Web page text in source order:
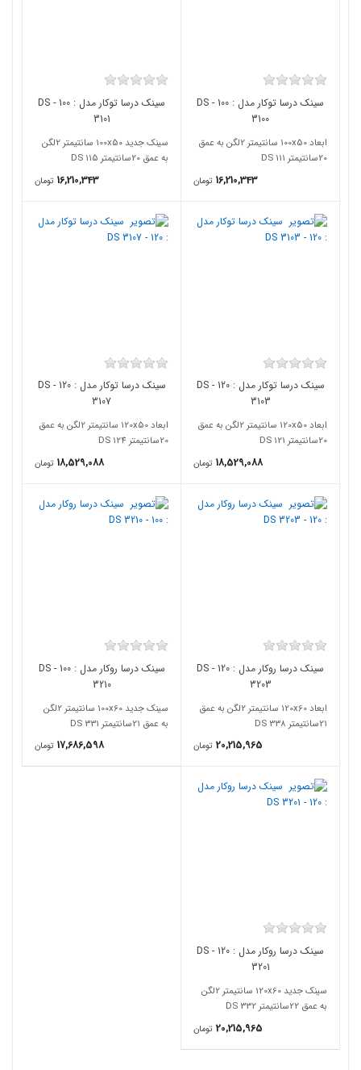
سینک درسا توکار مدل : 100 - DS
3100
ابعاد 100x50 سانتیمتر 2لگن به عمق
20سانتیمتر DS 111
16,210,343 تومان
سینک درسا توکار مدل : 100 - DS
3101
سینک جدید 100x50 سانتیمتر 2لگن
به عمق 20سانتیمتر DS 115
16,210,343 تومان
سینک درسا توکار مدل : 120 - DS
3103
ابعاد 120x50 سانتیمتر 2لگن به عمق
20سانتیمتر DS 121
18,529,088 تومان
سینک درسا توکار مدل : 120 - DS
3107
ابعاد 120x50 سانتیمتر 2لگن به عمق
20سانتیمتر DS 124
18,529,088 تومان
سینک درسا روکار مدل : 120 - DS
3203
ابعاد 120x60 سانتیمتر 2لگن به عمق
21سانتیمتر DS 338
20,215,965 تومان
سینک درسا روکار مدل : 100 - DS
3210
سینک جدید 100x60 سانتیمتر 2لگن
به عمق 21سانتیمتر DS 331
17,686,598 تومان
سینک درسا روکار مدل : 120 - DS
3201
سینک جدید 120x60 سانتیمتر 2لگن
به عمق 22سانتیمتر DS 332
20,215,965 تومان